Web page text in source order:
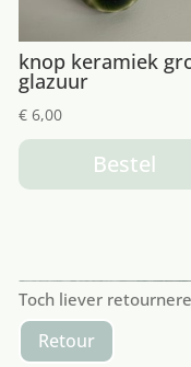
knop keramiek
glazuur
€6,00
Bestel
Toch liever
Retour